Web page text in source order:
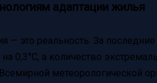
адаптации жилья
— это реальность. За
0,3°C, а количество
метеорологической